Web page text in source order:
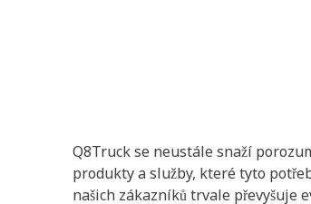
Q8Truck se neustále snaží
produkty a služby, které tyto
našich zákazníků trvale převyšuje